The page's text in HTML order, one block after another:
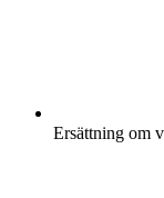
Ersättning om